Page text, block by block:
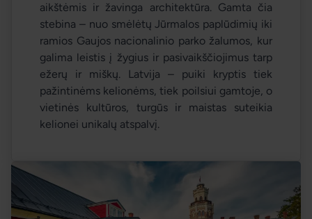
aikštėmis ir žavinga architektūra. Gamta čia
stebina – nuo smėlėtų Jūrmalos paplūdimių iki
ramios Gaujos nacionalinio parko žalumos, kur
galima leistis į žygius ir pasivaikščiojimus tarp
ežerų ir miškų. Latvija – puiki kryptis tiek
pažintinėms kelionėms, tiek poilsiui gamtoje, o
vietinės kultūros, turgūs ir maistas suteikia
kelionei unikalų atspalvį.